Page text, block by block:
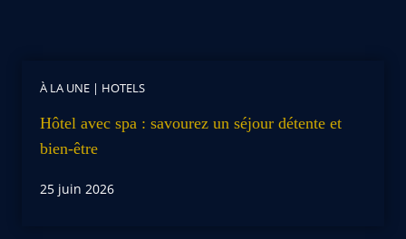
À LA UNE | HOTELS
Hôtel avec spa : savourez un séjour détente et
bien-être
25 juin 2026